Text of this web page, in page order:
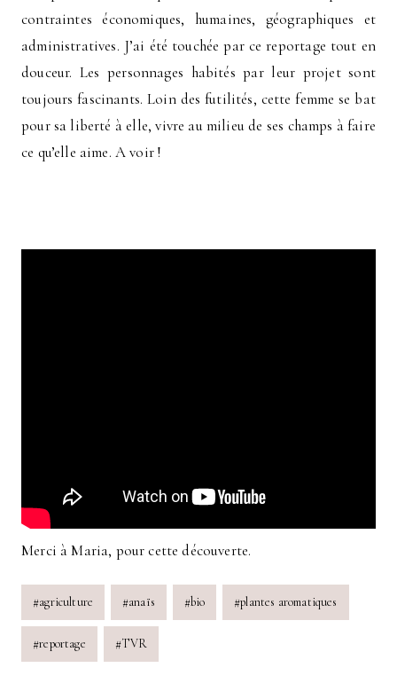
contraintes économiques, humaines, géographiques et
administratives. J’ai été touchée par ce reportage tout en
douceur. Les personnages habités par leur projet sont
toujours fascinants. Loin des futilités, cette femme se bat
pour sa liberté à elle, vivre au milieu de ses champs à faire
ce qu’elle aime. A voir !
Merci à Maria, pour cette découverte.
Post
Tags:
#agriculture #anaïs #bio #plantes aromatiques
#reportage #TVR